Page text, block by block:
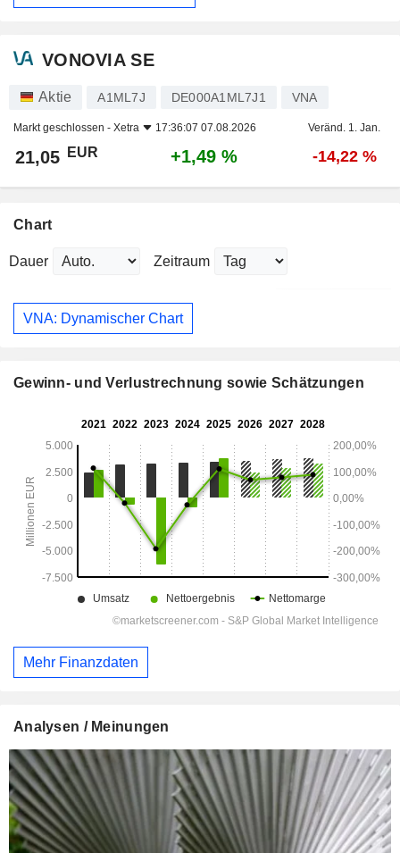
VONOVIA SE
Aktie A1ML7J DE000A1ML7J1 VNA
Markt geschlossen - Xetra 17:36:07 07.08.2026 Veränd. 1. Jan.
21,05 EUR +1,49 % -14,22 %
Chart
Dauer Zeitraum
VNA: Dynamischer Chart
Gewinn- und Verlustrechnung sowie Schätzungen
Mehr Finanzdaten
Analysen / Meinungen